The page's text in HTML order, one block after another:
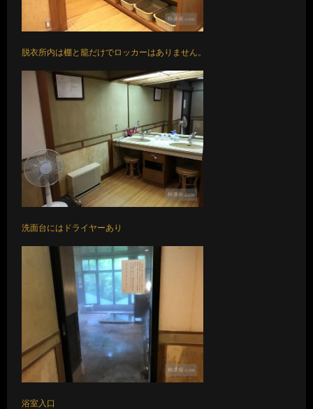
脱衣所内は棚と籠だけでロッカーはありません。
洗面台にはドライヤーあり
浴室入口